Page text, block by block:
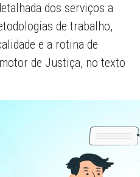
dos serviços a
de trabalho,
e a rotina de
de Justiça, no texto